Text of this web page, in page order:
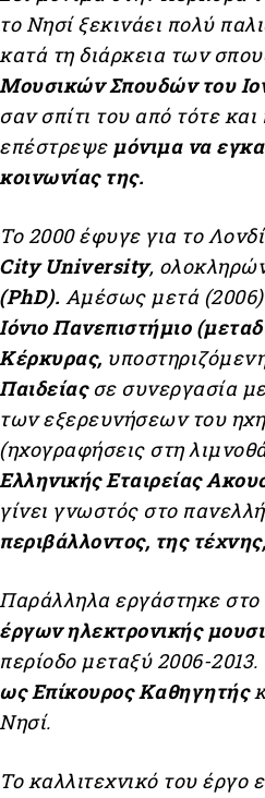
το Νησί ξεκινάει πολύ
κατά τη διάρκεια των
Μουσικών Σπουδών του
σαν σπίτι του από τότε
επέστρεψε μόνιμα να
κοινωνίας της.
Το 2000 έφυγε για το
City University,
(PhD).
Αμέσως μετά
Ιόνιο Πανεπιστήμιο
Κέρκυρας,
Παιδείαςσε συνεργασία
των εξερευνήσεων του
(ηχογραφήσεις στη
Ελληνικής Εταιρείας
γίνει γνωστός στο
περιβάλλοντος, της
Παράλληλα εργάστηκε στο
έργων ηλεκτρονικής
περίοδο μεταξύ 2006-
ως Επίκουρος Καθηγητής
Νησί.
Το καλλιτεχνικό του